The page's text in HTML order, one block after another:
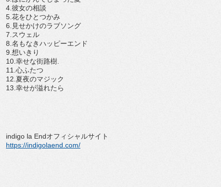
4.彼女の相談
5.花をひとつかみ
6.見せかけのラブソング
7.スウェル
8.名もなきハッピーエンド
9.想いきり
10.幸せな街路樹.
11.心ふたつ
12.夏夜のマジック
13.幸せが溢れたら
indigo la Endオフィシャルサイト
https://indigolaend.com/